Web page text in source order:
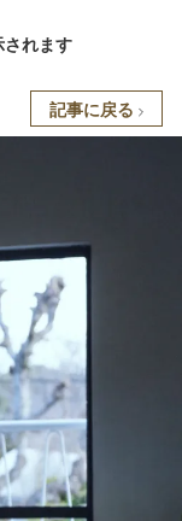
れます
記事に戻る